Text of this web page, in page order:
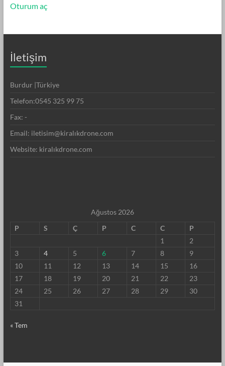
Oturum aç
İletişim
Burdur |Türkiye
Telefon:0545 325 99 75
Fax: -
Email: iletisim@kiralıkdrone.com
Website: kiralıkdrone.com
Ağustos 2026
P
S Ç P C C
P
1
2
3
4 5 6 7 8
9
10
11 12 13 14 15
16
17
18 19 20 21 22
23
24
25 26 27 28 29
30
31
« Tem